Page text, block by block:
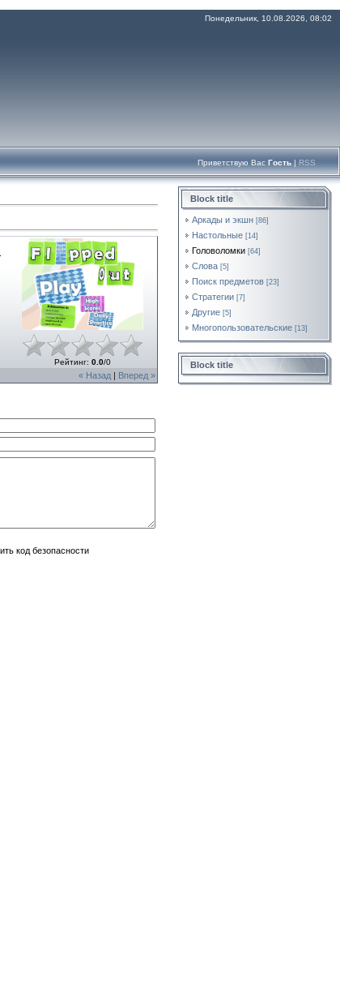
Понедельник, 10.08.2026, 08:02
Приветствую Вас Гость | RSS
Рейтинг: 0.0/0
« Назад Вперед »
Block title
Аркады и экшн [86]
Настольные [14]
Головоломки [64]
Слова [5]
Поиск предметов [23]
Стратегии [7]
Другие [5]
Многопользовательские [13]
Block title